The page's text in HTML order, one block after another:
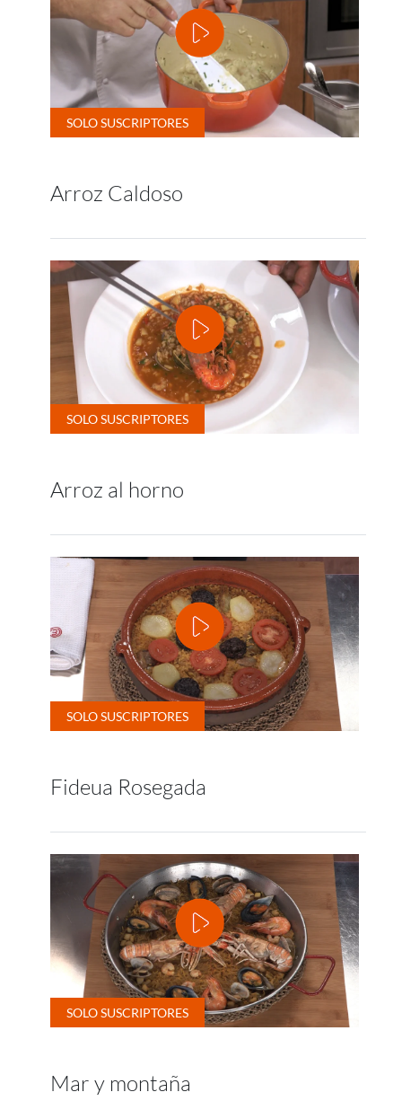
Arroz Caldoso
Arroz al horno
Fideua Rosegada
Mar y montaña